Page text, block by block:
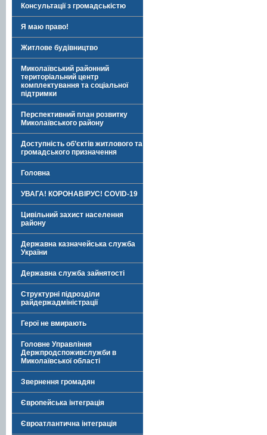
Консультації з громадськістю
Я маю право!
Житлове будівництво
Миколаївський районний
територіальний центр
комплектування та соціальної
підтримки
Перспективний план розвитку
Миколаївського району
Доступність об’єктів житлового та
громадського призначення
Головна
УВАГА! КОРОНАВІРУС! COVID-19
Цивільний захист населення
району
Державна казначейська служба
України
Державна служба зайнятості
Структурні підрозділи
райдержадміністрації
Герої не вмирають
Головне Управління
Держпродспоживслужби в
Миколаївської області
Звернення громадян
Європейська інтеграція
Євроатлантична інтеграція